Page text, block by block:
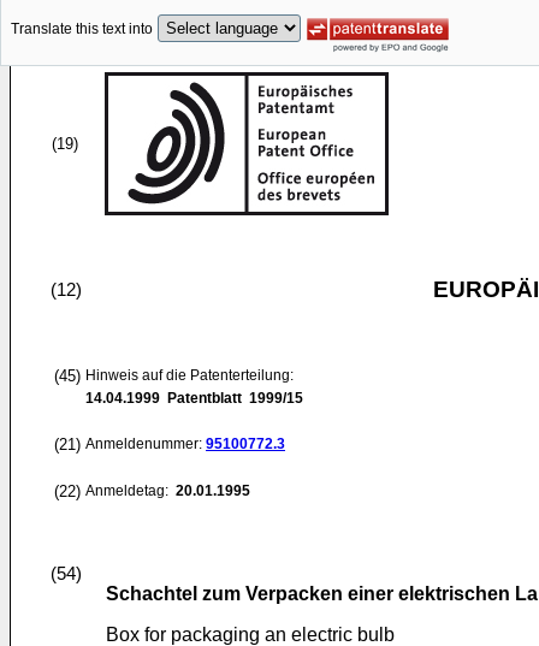
Translate this text into
(19)
(12)
(45) Hinweis auf die Patenterteilung:
14.04.1999 Patentblatt 1999/15
(21) Anmeldenummer: 95100772.3
(22) Anmeldetag: 20.01.1995
(54)
Schachtel zum Verpacken einer elektrischen
Box for packaging an electric bulb